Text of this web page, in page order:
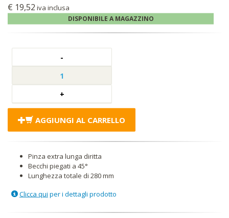
€ 19,52 iva inclusa
DISPONIBILE A MAGAZZINO
AGGIUNGI AL CARRELLO
Pinza extra lunga diritta
Becchi piegati a 45°
Lunghezza totale di 280 mm
Clicca qui per i dettagli prodotto